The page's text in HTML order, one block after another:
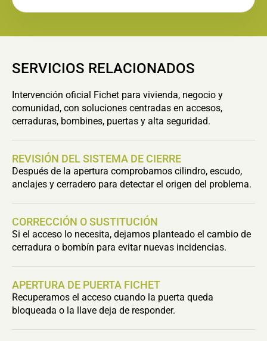
SERVICIOS RELACIONADOS
Intervención oficial Fichet para vivienda, negocio y
comunidad, con soluciones centradas en accesos,
cerraduras, bombines, puertas y alta seguridad.
REVISIÓN DEL SISTEMA DE CIERRE
Después de la apertura comprobamos cilindro, escudo,
anclajes y cerradero para detectar el origen del problema.
CORRECCIÓN O SUSTITUCIÓN
Si el acceso lo necesita, dejamos planteado el cambio de
cerradura o bombín para evitar nuevas incidencias.
APERTURA DE PUERTA FICHET
Recuperamos el acceso cuando la puerta queda
bloqueada o la llave deja de responder.